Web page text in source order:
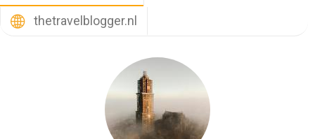
thetravelblogger.nl